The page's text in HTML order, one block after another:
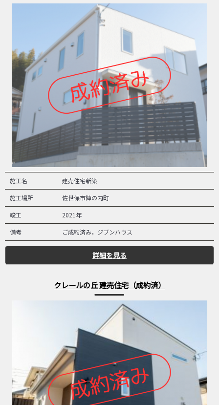
施工名 建売住宅新築
施工場所 佐世保市陣の内町
竣工 2021年
備考 ご成約済み，ジブンハウス
詳細を見る
クレールの丘 建売住宅（成約済）